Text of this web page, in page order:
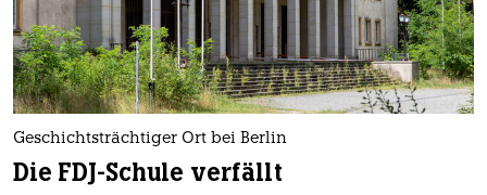
Geschichtsträchtiger Ort bei Berlin
Die FDJ-Schule verfällt